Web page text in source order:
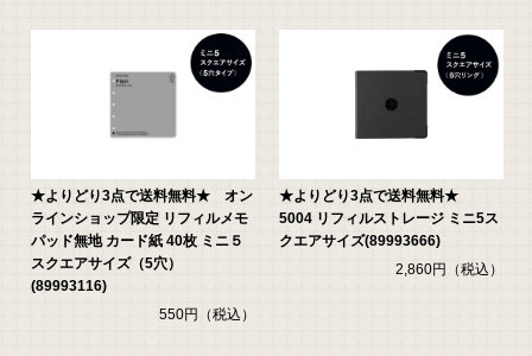
★よりどり3点で送料無料★ オン
ラインショップ限定 リフィルメモ
パッド無地 カード紙 40枚 ミニ５
スクエアサイズ（5穴）
(89993116)
550円（税込）
★よりどり3点で送料無料★
5004 リフィルストレージ ミニ5ス
クエアサイズ(89993666)
2,860円（税込）